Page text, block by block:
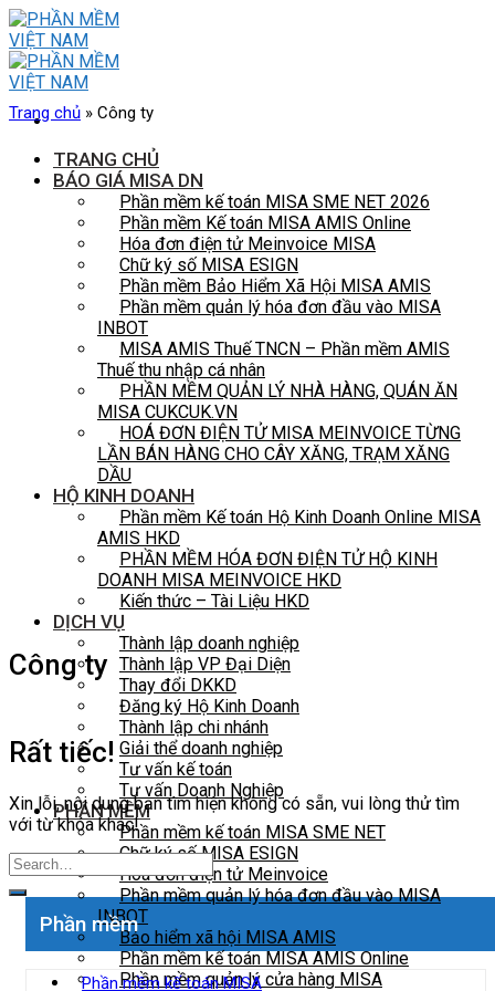
Skip
to
content
TRANG CHỦ
BÁO GIÁ MISA DN
Phần mềm kế toán MISA SME NET 2026
Phần mềm Kế toán MISA AMIS Online
Hóa đơn điện tử Meinvoice MISA
Chữ ký số MISA ESIGN
Phần mềm Bảo Hiểm Xã Hội MISA AMIS
Phần mềm quản lý hóa đơn đầu vào MISA
INBOT
MISA AMIS Thuế TNCN – Phần mềm AMIS
Thuế thu nhập cá nhân
PHẦN MỀM QUẢN LÝ NHÀ HÀNG, QUÁN ĂN
MISA CUKCUK.VN
HOÁ ĐƠN ĐIỆN TỬ MISA MEINVOICE TỪNG
LẦN BÁN HÀNG CHO CÂY XĂNG, TRẠM XĂNG
DẦU
HỘ KINH DOANH
Phần mềm Kế toán Hộ Kinh Doanh Online MISA
AMIS HKD
PHẦN MỀM HÓA ĐƠN ĐIỆN TỬ HỘ KINH
DOANH MISA MEINVOICE HKD
Kiến thức – Tài Liệu HKD
DỊCH VỤ
Thành lập doanh nghiệp
Thành lập VP Đại Diện
Thay đổi DKKD
Đăng ký Hộ Kinh Doanh
Thành lập chi nhánh
Giải thể doanh nghiệp
Tư vấn kế toán
Tư vấn Doanh Nghiệp
PHẦN MỀM
Phần mềm kế toán MISA SME NET
Chữ ký số MISA ESIGN
Hóa đơn điện tử Meinvoice
Phần mềm quản lý hóa đơn đầu vào MISA
INBOT
Bảo hiểm xã hội MISA AMIS
Phần mềm kế toán MISA AMIS Online
Phần mềm quản lý cửa hàng MISA
Trang chủ » Công ty
Công ty
Rất tiếc!
Xin lỗi, nội dung bạn tìm hiện không có sẵn, vui lòng thử tìm
với từ khóa khác!
Phần mềm
Phần mềm kế toán MISA